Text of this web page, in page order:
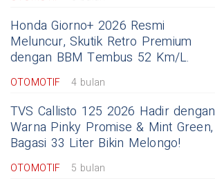
Honda Giorno+ 2026 Resmi
Meluncur, Skutik Retro Premium
dengan BBM Tembus 52 Km/L.
OTOMOTIF 4 bulan
TVS Callisto 125 2026 Hadir dengan
Warna Pinky Promise & Mint Green,
Bagasi 33 Liter Bikin Melongo!
OTOMOTIF 5 bulan